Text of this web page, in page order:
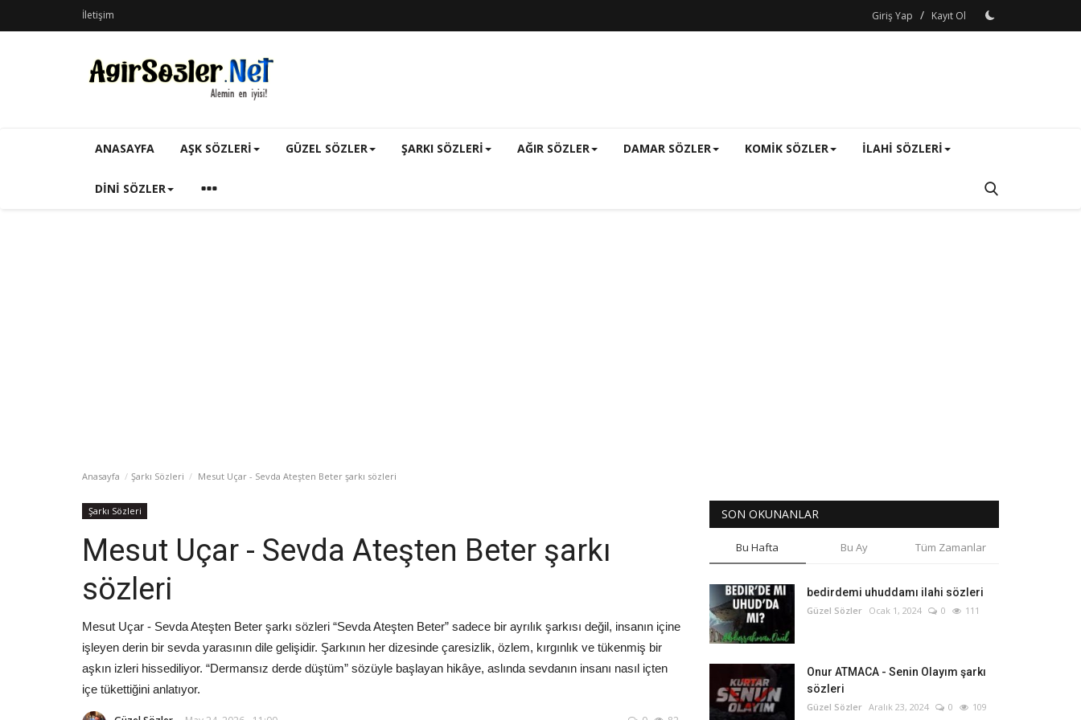
İletişim Giriş Yap / Kayıt Ol
ANASAYFA AŞK SÖZLERI GÜZEL SÖZLER ŞARKI SÖZLERI AĞIR SÖZLER DAMAR SÖZLER KOMIK SÖZLER ILAHI SÖZLERI
DINI SÖZLER
Anasayfa Şarkı Sözleri Mesut Uçar - Sevda Ateşten Beter şarkı sözleri
Şarkı Sözleri
Mesut Uçar - Sevda Ateşten Beter şarkı
sözleri
Mesut Uçar - Sevda Ateşten Beter şarkı sözleri “Sevda Ateşten Beter” sadece bir ayrılık şarkısı değil, insanın içine
işleyen derin bir sevda yarasının dile gelişidir. Şarkının her dizesinde çaresizlik, özlem, kırgınlık ve tükenmiş bir
aşkın izleri hissediliyor. “Dermansız derde düştüm” sözüyle başlayan hikâye, aslında sevdanın insanı nasıl içten
içe tükettiğini anlatıyor.
SON OKUNANLAR
Bu Hafta Bu Ay Tüm Zamanlar
bedirdemi uhuddamı ilahi sözleri
Güzel Sözler Ocak 1, 2024 0 111
Onur ATMACA - Senin Olayım şarkı
sözleri
Güzel Sözler Aralık 23, 2024 0 109